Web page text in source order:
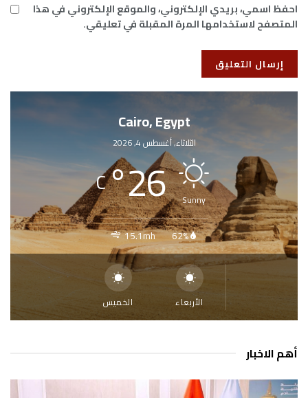
احفظ اسمي، بريدي الإلكتروني، والموقع الإلكتروني في هذا
المتصفح لاستخدامها المرة المقبلة في تعليقي.
Cairo, Egypt
الثلاثاء, أغسطس 4, 2026
Sunny
26
°
C
62%
15.1mh
الأربعاء الخميس
أهم الاخبار